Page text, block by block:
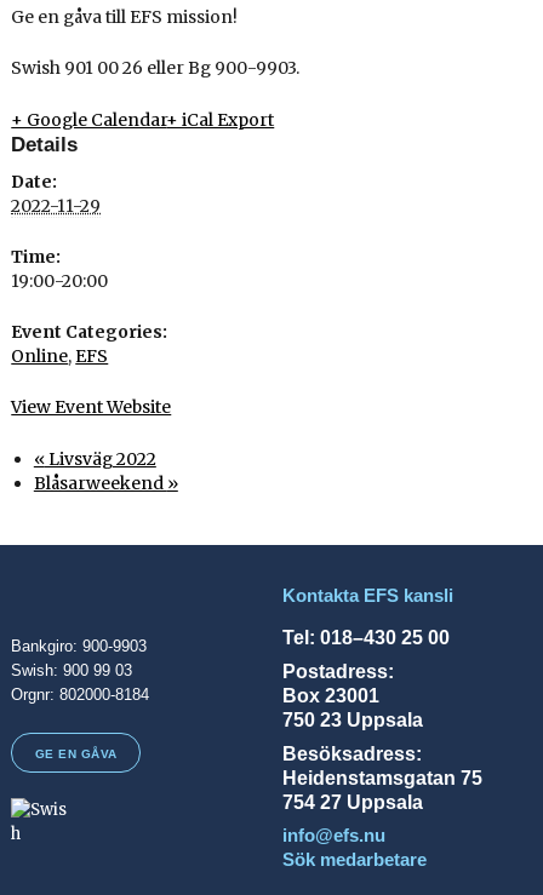
Ge en gåva till EFS mission!
Swish 901 00 26 eller Bg 900-9903.
+ Google Calendar+ iCal Export
Details
Date:
2022-11-29
Time:
19:00-20:00
Event Categories:
Online,EFS
View Event Website
«Livsväg 2022
Blåsarweekend »
Bankgiro: 900-9903
Swish: 900 99 03
Orgnr: 802000-8184
GE EN GÅVA
Kontakta EFS kansli
Tel: 018–430 25 00
Postadress:
Box 23001
750 23 Uppsala
Besöksadress:
Heidenstamsgatan 75
754 27 Uppsala
info@efs.nu
Sök medarbetare